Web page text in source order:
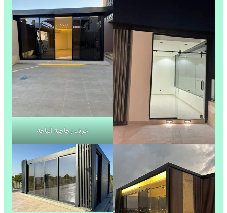
غرف زجاجية الباحة